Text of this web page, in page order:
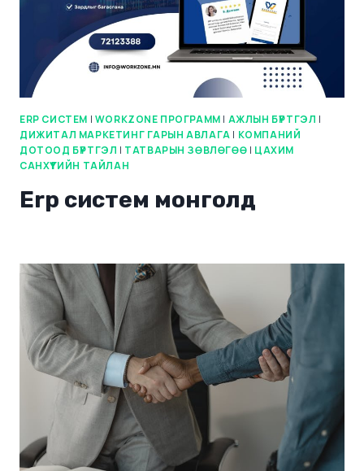
ERP СИСТЕМ | WORKZONE ПРОГРАММ | АЖЛЫН БҮРТГЭЛ |
ДИЖИТАЛ МАРКЕТИНГ ГАРЫН АВЛАГА | КОМПАНИЙ
ДОТООД БҮРТГЭЛ | ТАТВАРЫН ЗӨВЛӨГӨӨ | ЦАХИМ
САНХҮҮГИЙН ТАЙЛАН
Erp систем монголд